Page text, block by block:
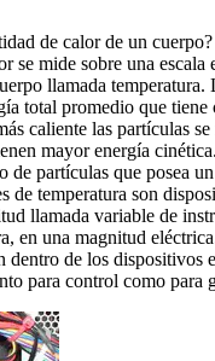
de calor de un
se mide sobre una escala
llamada temperatura.
total promedio que tiene
caliente las partículas se
mayor energía
de partículas que posea
de temperatura son
llamada variable de
en una magnitud
dentro de los dispositivos
para control como para